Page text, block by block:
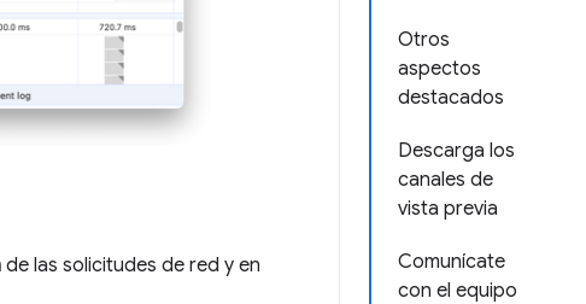
Otros
aspectos
destacados
Descarga los
canales de
vista previa
Comunícate
con el equipo
de las solicitudes de red y en